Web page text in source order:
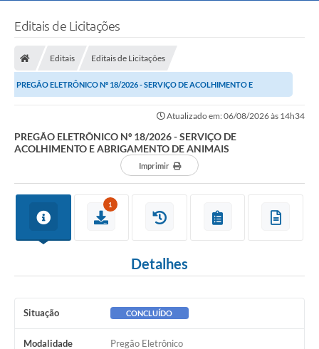
Editais de Licitações
Editais Editais de Licitações
PREGÃO ELETRÔNICO Nº 18/2026 - SERVIÇO DE ACOLHIMENTO E
Atualizado em: 06/08/2026 às 14h34
PREGÃO ELETRÔNICO Nº 18/2026 - SERVIÇO DE
ACOLHIMENTO E ABRIGAMENTO DE ANIMAIS
Imprimir
1
Detalhes
Situação CONCLUÍDO
Modalidade Pregão Eletrônico